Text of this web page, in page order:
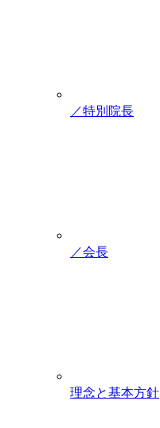
／特別院長
／会長
理念と基本方針